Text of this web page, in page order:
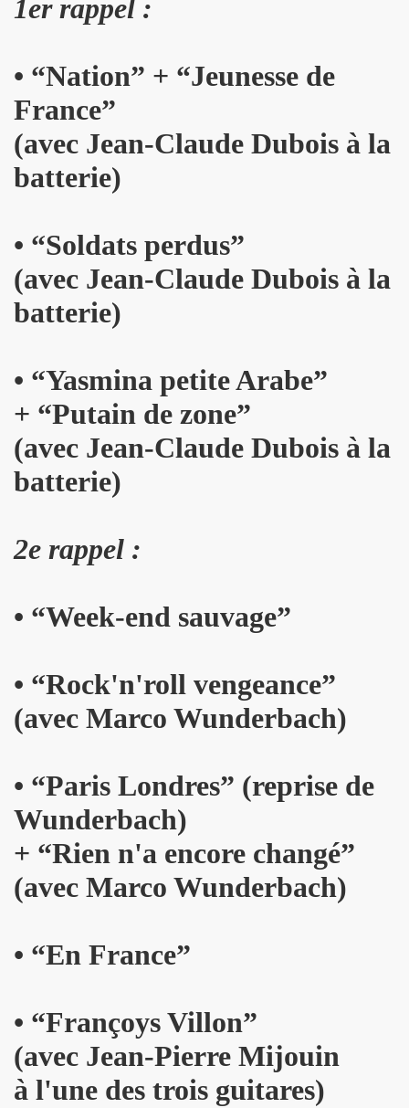
1er rappel :
• “Nation” + “Jeunesse de
France”
(avec Jean-Claude Dubois à la
batterie)
• “Soldats perdus”
(avec Jean-Claude Dubois à la
batterie)
• “Yasmina petite Arabe”
+ “Putain de zone”
(avec Jean-Claude Dubois à la
batterie)
2e rappel :
• “Week-end sauvage”
• “Rock'n'roll vengeance”
(avec Marco Wunderbach)
• “Paris Londres” (reprise de
Wunderbach)
+ “Rien n'a encore changé”
(avec Marco Wunderbach)
• “En France”
• “Françoys Villon”
(avec Jean-Pierre Mijouin
à l'une des trois guitares)
et JEAN WILLIAM THOURY par PHILIPPE
+ PHILIPPE ALMOSNINO (concert "Mutant Love"
DEVICE (1982 a 1989) : 45 revolutions par minute,
de Paris a Sete (du 2 au 4 novembre 2015).
intimiste à paraître en 2016.
???" et "Psycho Tropical Berlin") le 5 juillet 2015 au
(2015) : chronique detaillee.
le 3 avril 2015 a LA BOULE NOIRE (Paris) : compte
plus pour Dieu") + BENJAMIN SCHOOS ("Beau
"Hommage a PASCAL BORNE" (guitariste de
dans le journal "CANDY" n°8 (hiver 2014 2015).
man show "2") le 4 janvier 2015 au THEATRE DEJAZET
chanteuse de Superbus) le 25 septembre 2014 au
» de MINISTERE A.M.E.R (Stomy Bugsy et Passi)
dans le Sud de de la France, dans les Vosges (juin et
(2014) de BRIAN SETZER : chronique
: chronique detaillee.
: chronique detaillee.
+ album "THE FABULOUS ROCK N ROLL
de la chanson" (Editions Caid, 2014) : chronique du
le 3 avril 2014 a LA MAROQUINERIE (Paris) : compte
DRONES ("The Tangible Effect Of Love") le 28 mars